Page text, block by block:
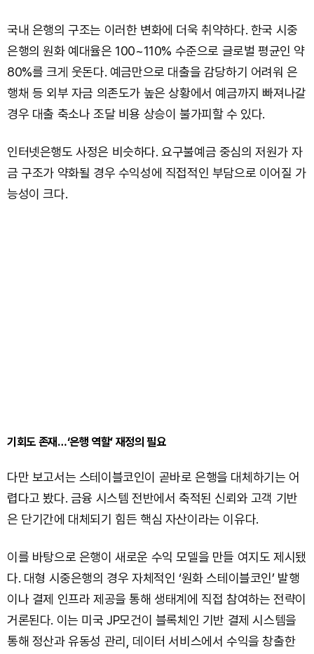
국내 은행의 구조는 이러한 변화에 더욱 취약하다. 한국 시중
은행의 원화 예대율은 100~110% 수준으로 글로벌 평균인 약
80%를 크게 웃돈다. 예금만으로 대출을 감당하기 어려워 은
행채 등 외부 자금 의존도가 높은 상황에서 예금까지 빠져나갈
경우 대출 축소나 조달 비용 상승이 불가피할 수 있다.
인터넷은행도 사정은 비슷하다. 요구불예금 중심의 저원가 자
금 구조가 약화될 경우 수익성에 직접적인 부담으로 이어질 가
능성이 크다.
기회도 존재…‘은행 역할’ 재정의 필요
다만 보고서는 스테이블코인이 곧바로 은행을 대체하기는 어
렵다고 봤다. 금융 시스템 전반에서 축적된 신뢰와 고객 기반
은 단기간에 대체되기 힘든 핵심 자산이라는 이유다.
이를 바탕으로 은행이 새로운 수익 모델을 만들 여지도 제시됐
다. 대형 시중은행의 경우 자체적인 ‘원화 스테이블코인’ 발행
이나 결제 인프라 제공을 통해 생태계에 직접 참여하는 전략이
거론된다. 이는 미국 JP모건이 블록체인 기반 결제 시스템을
통해 정산과 유동성 관리, 데이터 서비스에서 수익을 창출한